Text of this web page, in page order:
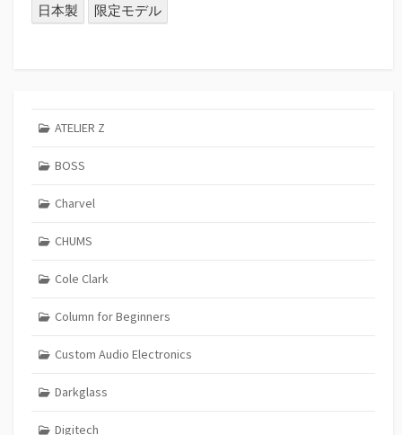
日本製
限定モデル
ATELIER Z
BOSS
Charvel
CHUMS
Cole Clark
Column for Beginners
Custom Audio Electronics
Darkglass
Digitech